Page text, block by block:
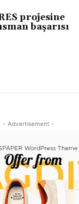
projesine
başarısı
- Advertisement -